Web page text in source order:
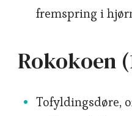
fremspring i
Rokokoen
Tofyldingsdøre,